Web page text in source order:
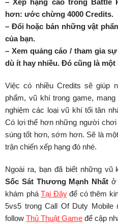
hơn: ước chừng 4000 Credits.
– Đổi hoặc bán những vật
của bạn.
– Xem quảng cáo / tham gia
dù ít hay nhiều. Đó cũng là
Việc có nhiều Credits sẽ giúp
phẩm, vũ khí trong game,
nghiệm các loại vũ khí tối tân
Có lợi thế hơn những người
súng tốt hơn, sớm hơn. Sẽ là
trận chiến xếp hạng đó nhé.
Ngoài ra, bạn đã biết những
Sốc Sát Thương Mạnh Nhất ở
khám phá Tại Đâyđể có thêm
5vs5 trong Call Of Duty
follow Thủ Thuật Game để cập